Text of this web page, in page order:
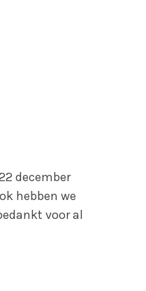
december
hebben we
voor al